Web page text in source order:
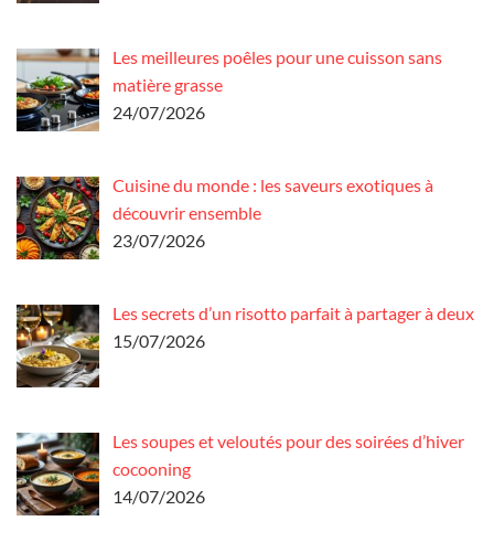
Les meilleures poêles pour une cuisson sans
matière grasse
24/07/2026
Cuisine du monde : les saveurs exotiques à
découvrir ensemble
23/07/2026
Les secrets d’un risotto parfait à partager à deux
15/07/2026
Les soupes et veloutés pour des soirées d’hiver
cocooning
14/07/2026